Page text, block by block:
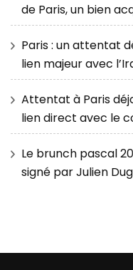
de Paris, un bien
Paris : un attentat
lien majeur avec
Attentat à Paris
lien direct avec le
Le brunch pascal
signé par Julien